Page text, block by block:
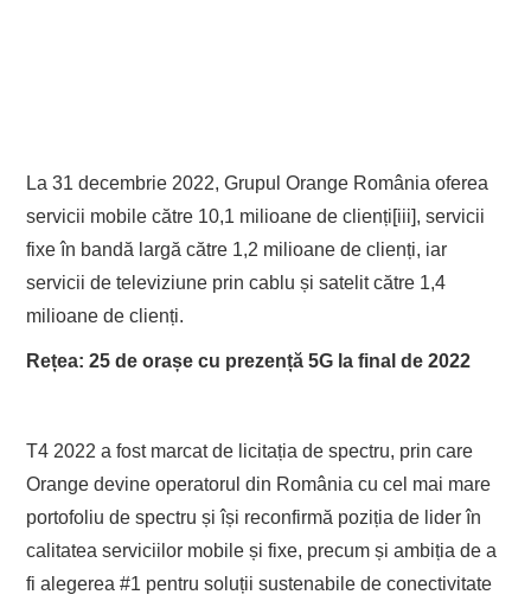
La 31 decembrie 2022, Grupul Orange România oferea
servicii mobile către 10,1 milioane de clienți[iii], servicii
fixe în bandă largă către 1,2 milioane de clienți, iar
servicii de televiziune prin cablu și satelit către 1,4
milioane de clienți.
Rețea: 25 de orașe cu prezență 5G la final de 2022
T4 2022 a fost marcat de licitația de spectru, prin care
Orange devine operatorul din România cu cel mai mare
portofoliu de spectru și își reconfirmă poziția de lider în
calitatea serviciilor mobile și fixe, precum și ambiția de a
fi alegerea #1 pentru soluții sustenabile de conectivitate